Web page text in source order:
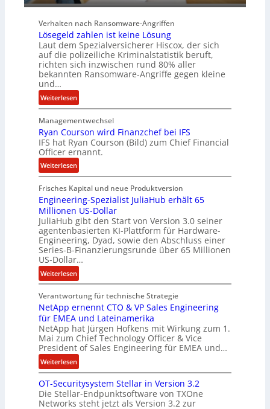
r
b
i
t
e
n
z
s
a
m
e
n
Verhalten nach Ransomware-Angriffen
Lösegeld zahlen ist keine Lösung
Laut dem Spezialversicherer Hiscox, der sich
auf die polizeiliche Kriminalstatistik beruft,
richten sich inzwischen rund 80% aller
bekannten Ransomware-Angriffe gegen kleine
und…
Weiterlesen:
L
ö
s
e
g
e
l
d
z
a
h
l
e
i
s
e
i
n
e
L
ö
s
u
n
Managementwechsel
Ryan Courson wird Finanzchef bei IFS
IFS hat Ryan Courson (Bild) zum Chief Financial
Officer ernannt.
Weiterlesen:
R
y
a
n
C
o
u
s
o
r
d
F
i
n
a
n
z
Frisches Kapital und neue Produktversion
Engineering-Spezialist JuliaHub erhält 65
Millionen US-Dollar
JuliaHub gibt den Start von Version 3.0 seiner
agentenbasierten KI-Plattform für Hardware-
Engineering, Dyad, sowie den Abschluss einer
Series-B-Finanzierungsrunde über 65 Millionen
US-Dollar…
Weiterlesen:
E
n
g
n
e
e
r
i
n
g
Verantwortung für technische Strategie
NetApp ernennt CTO & VP Sales Engineering
für EMEA und Lateinamerika
NetApp hat Jürgen Hofkens mit Wirkung zum 1.
Mai zum Chief Technology Officer & Vice
President of Sales Engineering für EMEA und…
Weiterlesen:
N
e
t
A
OT-Securitysystem Stellar in Version 3.2
Die Stellar-Endpunktsoftware von TXOne
Networks steht jetzt als Version 3.2 zur